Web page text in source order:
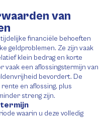
van
financiële behoeften
geldproblemen. Ze zijn vaak
klein bedrag en korte
vaak een aflossingstermijn van
bevordert. De
en aflossing, plus
streng zijn.
waarin u deze volledig